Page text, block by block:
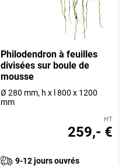
Philodendron à feuilles
divisées sur boule de
mousse
Ø 280 mm, h x l 800 x 1200
mm
HT
259,- €
9-12 jours ouvrés